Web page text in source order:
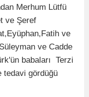
Merhum Lütfü
ve Şeref
ve
ve Cadde
babaları Terzi
tedavi gördüğü